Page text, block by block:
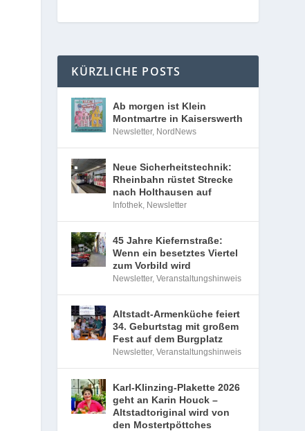
KÜRZLICHE POSTS
Ab morgen ist Klein
Montmartre in Kaiserswerth
Newsletter, NordNews
Neue Sicherheitstechnik:
Rheinbahn rüstet Strecke
nach Holthausen auf
Infothek, Newsletter
45 Jahre Kiefernstraße:
Wenn ein besetztes Viertel
zum Vorbild wird
Newsletter,Veranstaltungshinweis
Altstadt-Armenküche feiert
34. Geburtstag mit großem
Fest auf dem Burgplatz
Newsletter,Veranstaltungshinweis
Karl-Klinzing-Plakette 2026
geht an Karin Houck –
Altstadtoriginal wird von
den Mostertpöttches